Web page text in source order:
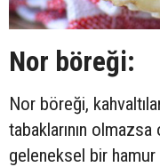
Nor böreği:
Nor böreği,
tabaklarının
geleneksel bir hamur